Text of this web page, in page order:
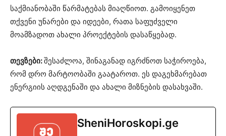
საქმიანობაში წარმატებას მიაღწიოთ. გამოიყენეთ
თქვენი უნარები და იდეები, რათა საფუძველი
მოამზადოთ ახალი პროექტების დასაწყებად.
თევზები:შესაძლოა, შინაგანად იგრძნოთ საჭიროება,
რომ დრო მარტოობაში გაატაროთ. ეს დაგეხმარებათ
ენერგიის აღდგენაში და ახალი მიზნების დასახვაში.
SheniHoroskopi.ge